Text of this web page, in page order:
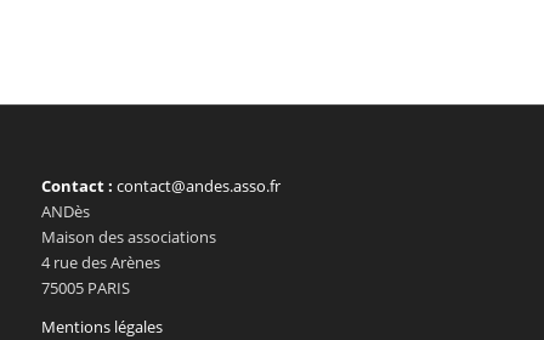
Contact : contact@andes.asso.fr
ANDès
Maison des associations
4 rue des Arènes
75005 PARIS
Mentions légales